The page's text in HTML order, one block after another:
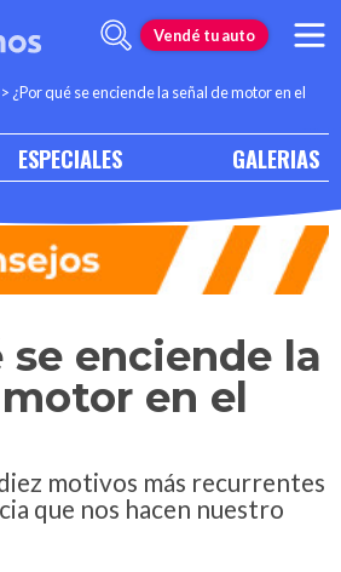
Vendé tu auto
> ¿Por qué se enciende la señal de motor en el
ESPECIALES GALERIAS
se enciende la
en el
motivos más recurrentes
que nos hacen nuestro